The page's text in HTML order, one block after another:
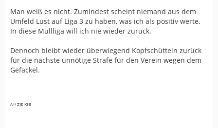
Man weiß es nicht. Zumindest scheint niemand aus dem
Umfeld Lust auf Liga 3 zu haben, was ich als positiv werte.
In diese Müllliga will ich nie wieder zurück.
Dennoch bleibt wieder überwiegend Kopfschütteln zurück
für die nächste unnötige Strafe für den Verein wegen dem
Gefackel.